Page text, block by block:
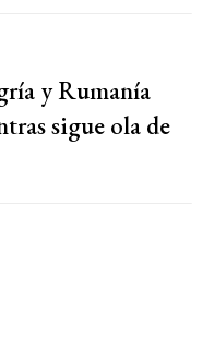
y Rumanía
sigue ola de